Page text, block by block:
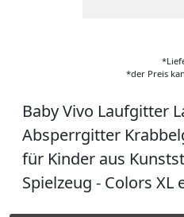
*der Preis
Baby Vivo Laufgitter
Absperrgitter
für Kinder aus
Spielzeug - Colors